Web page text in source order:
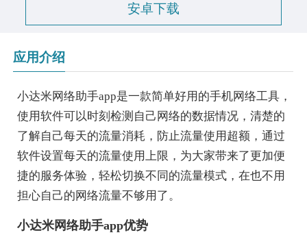
安卓下载
应用介绍
小达米网络助手app是一款简单好用的手机网络工具，
使用软件可以时刻检测自己网络的数据情况，清楚的
了解自己每天的流量消耗，防止流量使用超额，通过
软件设置每天的流量使用上限，为大家带来了更加便
捷的服务体验，轻松切换不同的流量模式，在也不用
担心自己的网络流量不够用了。
小达米网络助手app优势